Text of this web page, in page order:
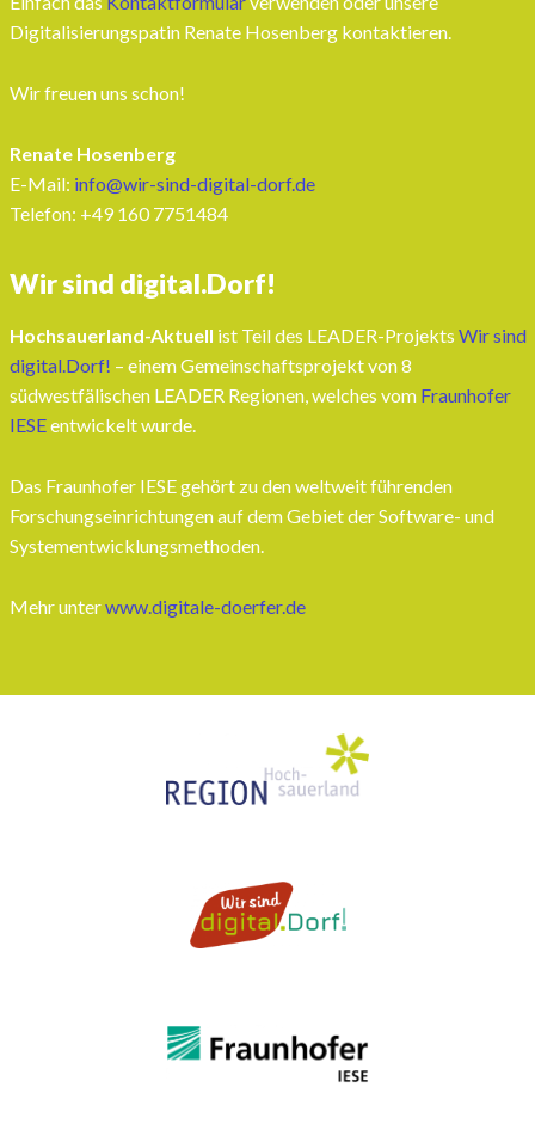
Digitalisierungspatin Renate Hosenberg kontaktieren.
Wir freuen uns schon!
Renate Hosenberg
E-Mail: info@wir-sind-digital-dorf.de
Telefon: ‭+49 160 7751484‬
Wir sind digital.Dorf!
Hochsauerland-Aktuell ist Teil des LEADER-Projekts Wir sind
digital.Dorf! – einem Gemeinschaftsprojekt von 8
südwestfälischen LEADER Regionen, welches vom Fraunhofer
IESEentwickelt wurde.
Das Fraunhofer IESE gehört zu den weltweit führenden
Forschungseinrichtungen auf dem Gebiet der Software- und
Systementwicklungsmethoden.
Mehr unterwww.digitale-doerfer.de